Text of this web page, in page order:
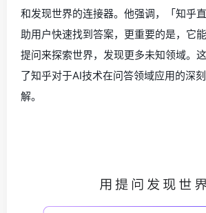
和发现世界的连接器。他强调，「知乎
助用户快速找到答案，更重要的是，它
提问来探索世界，发现更多未知领域。
了知乎对于AI技术在问答领域应用的深
解。